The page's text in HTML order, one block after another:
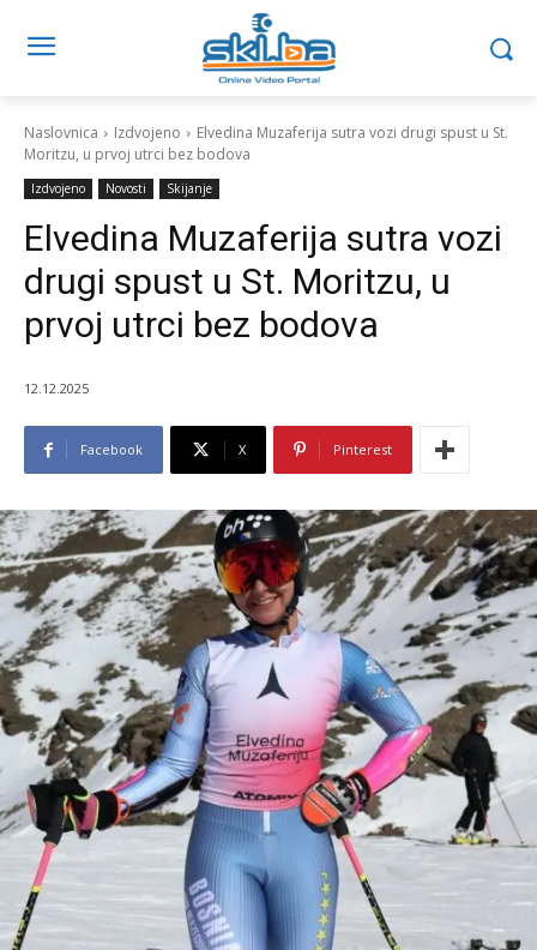
Naslovnica Izdvojeno
Elvedina Muzaferija sutra vozi drugi spust u St.
Moritzu, u prvoj utrci bez bodova
Izdvojeno Novosti Skijanje
Elvedina Muzaferija sutra vozi
drugi spust u St. Moritzu, u
prvoj utrci bez bodova
12.12.2025
Facebook X Pinterest